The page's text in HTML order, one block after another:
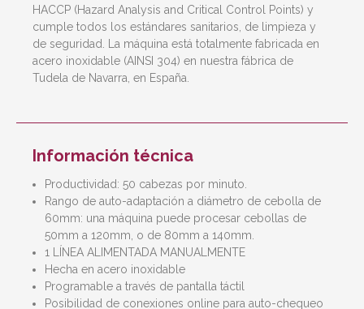
HACCP (Hazard Analysis and Critical Control Points) y
cumple todos los estándares sanitarios, de limpieza y
de seguridad. La máquina está totalmente fabricada en
acero inoxidable (AINSI 304) en nuestra fábrica de
Tudela de Navarra, en España.
Información técnica
Productividad: 50 cabezas por minuto.
Rango de auto-adaptación a diámetro de cebolla de
60mm: una máquina puede procesar cebollas de
50mm a 120mm, o de 80mm a 140mm.
1 LÍNEA ALIMENTADA MANUALMENTE
Hecha en acero inoxidable
Programable a través de pantalla táctil
Posibilidad de conexiones online para auto-chequeo